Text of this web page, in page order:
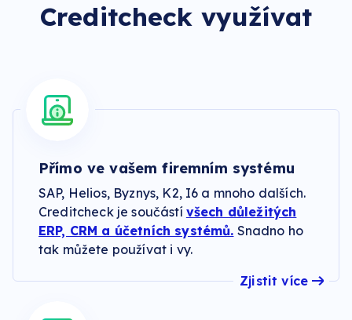
Creditcheck využívat
Přímo ve vašem firemním systému
SAP, Helios, Byznys, K2, I6 a mnoho dalších.
Creditcheck je součástí všech důležitých
ERP, CRM a účetních systémů. Snadno ho
tak můžete používat i vy.
Zjistit více